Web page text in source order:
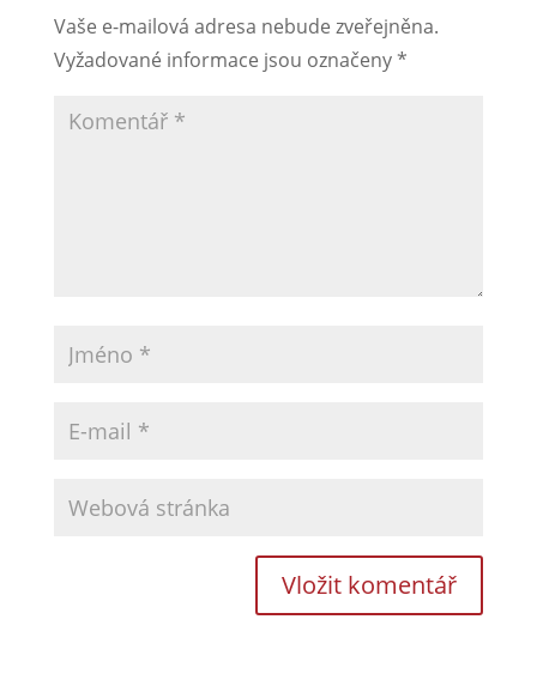
Vaše e-mailová adresa nebude zveřejněna.
Vyžadované informace jsou označeny*